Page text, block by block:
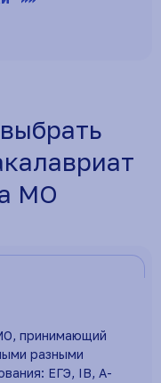
МО
принимающий
разными
ЕГЭ, IB, A-